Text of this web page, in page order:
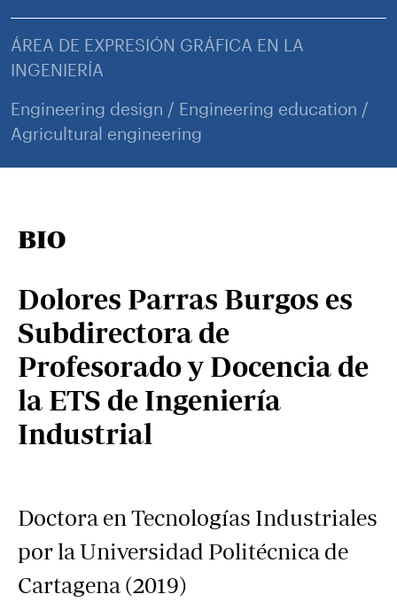
ÁREA DE EXPRESIÓN GRÁFICA EN LA
INGENIERÍA
Engineering design / Engineering education /
Agricultural engineering
BIO
Dolores Parras Burgos es
Subdirectora de
Profesorado y Docencia de
la ETS de Ingeniería
Industrial
Doctora en Tecnologías Industriales
por la Universidad Politécnica de
Cartagena (2019)